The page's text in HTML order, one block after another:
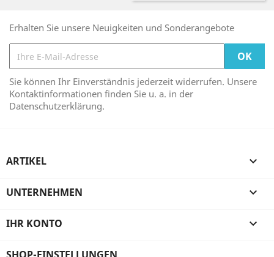
Erhalten Sie unsere Neuigkeiten und Sonderangebote
Sie können Ihr Einverständnis jederzeit widerrufen. Unsere
Kontaktinformationen finden Sie u. a. in der
Datenschutzerklärung.
ARTIKEL 
UNTERNEHMEN 
IHR KONTO 